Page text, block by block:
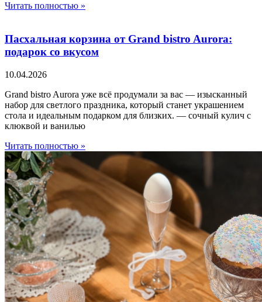
Читать полностью »
Пасхальная корзина от Grand bistro Aurora:
подарок со вкусом
10.04.2026
Grand bistro Aurora уже всё продумали за вас — изысканный
набор для светлого праздника, который станет украшением
стола и идеальным подарком для близких. — сочный кулич с
клюквой и ванилью
Читать полностью »